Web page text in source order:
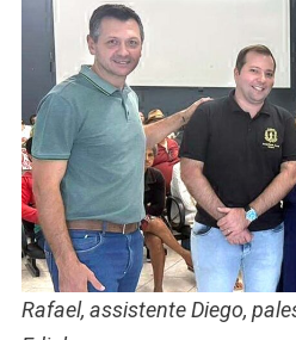
Rafael, assistente Diego,